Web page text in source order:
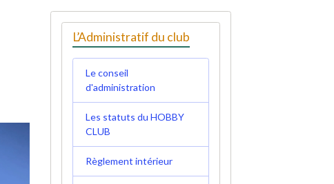
L’Administratif du club
Le conseil
d'administration
Les statuts du HOBBY
CLUB
Règlement intérieur